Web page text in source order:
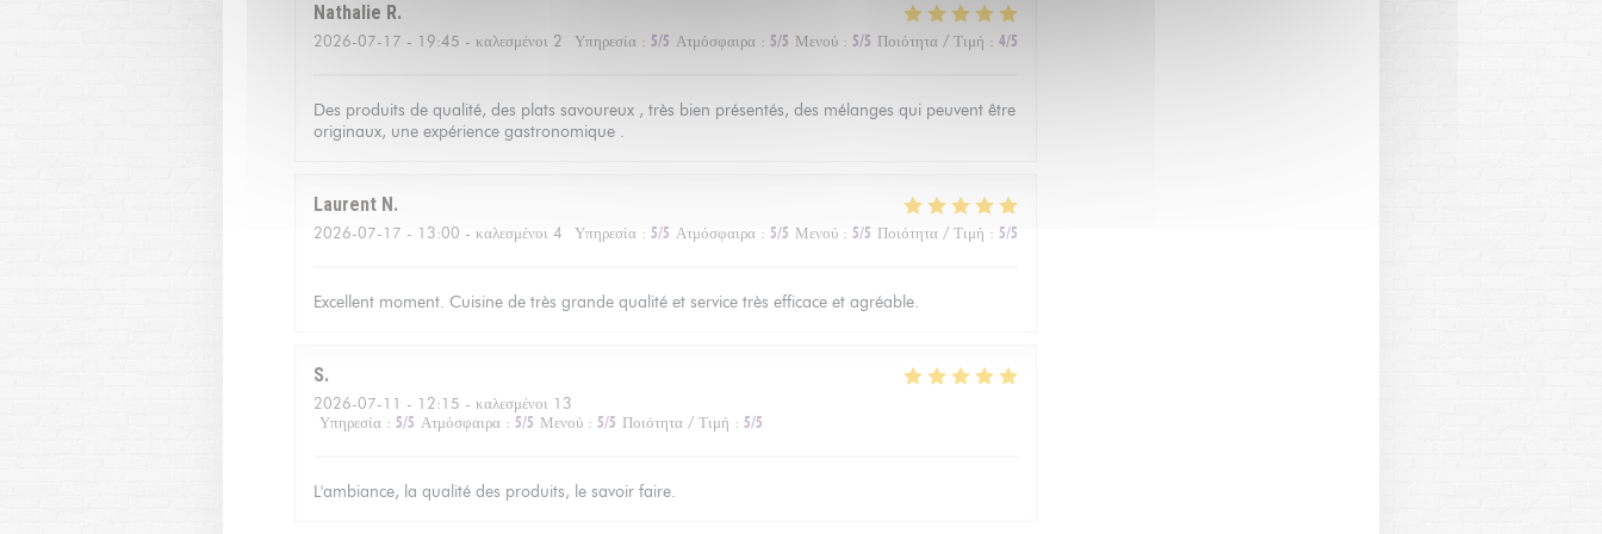
Nathalie R
2026-07-17 - 19:45 - καλεσμένοι 2 Υπηρεσία: 5/5 Ατμόσφαιρα: 5/5 Μενού: 5/5 Ποιότητα / Τιμή : 4/5
Des produits de qualité, des plats savoureux , très bien présentés, des mélanges qui peuvent être
originaux, une expérience gastronomique .
Laurent N
2026-07-17 - 13:00 - καλεσμένοι 4 Υπηρεσία: 5/5 Ατμόσφαιρα: 5/5 Μενού: 5/5 Ποιότητα / Τιμή : 5/5
Excellent moment. Cuisine de très grande qualité et service très efficace et agréable.
S
2026-07-11 - 12:15 - καλεσμένοι 13
Υπηρεσία : 5/5 Ατμόσφαιρα : 5/5 Μενού : 5/5 Ποιότητα / Τιμή : 5/5
L'ambiance, la qualité des produits, le savoir faire.